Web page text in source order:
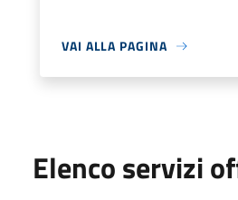
VAI ALLA PAGINA
Elenco servizi